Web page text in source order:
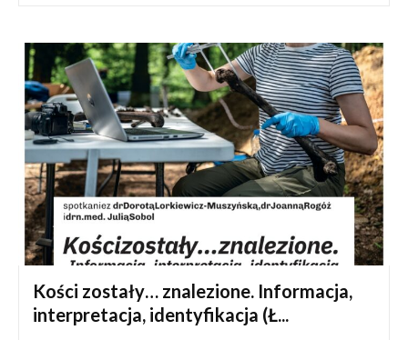
Kości zostały… znalezione. Informacja,
interpretacja, identyfikacja (Ł...